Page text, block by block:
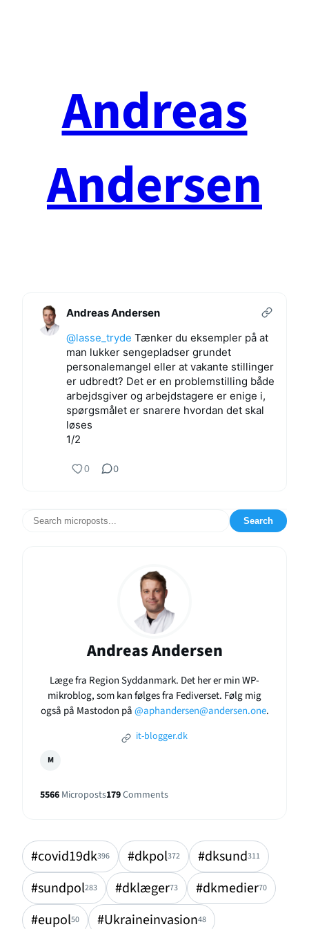
Andreas
Andersen
Andreas Andersen
@lasse_tryde Tænker du eksempler på at
man lukker sengepladser grundet
personalemangel eller at vakante stillinger
er udbredt? Det er en problemstilling både
arbejdsgiver og arbejdstagere er enige i,
spørgsmålet er snarere hvordan det skal
løses
1/2
0 0
Search
Andreas Andersen
Læge fra Region Syddanmark. Det her er min WP-
mikroblog, som kan følges fra Fediverset. Følg mig
også på Mastodon på@aphandersen@andersen.one.
it-blogger.dk
M
5566 Microposts179Comments
#covid19dk396 #dkpol372 #dksund311
#sundpol283 #dklæger73 #dkmedier70
#eupol50 #Ukraineinvasion48